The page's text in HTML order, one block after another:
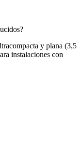
y plana (3,5
instalaciones con